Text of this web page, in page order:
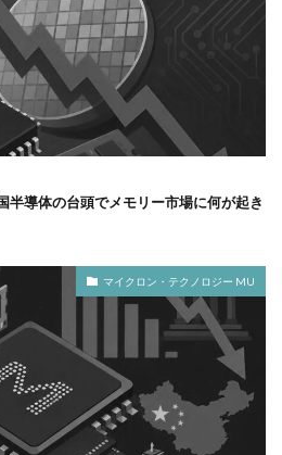
導体の台頭でメモリー市場に何が起き
マイクロン・テクノロジー MU